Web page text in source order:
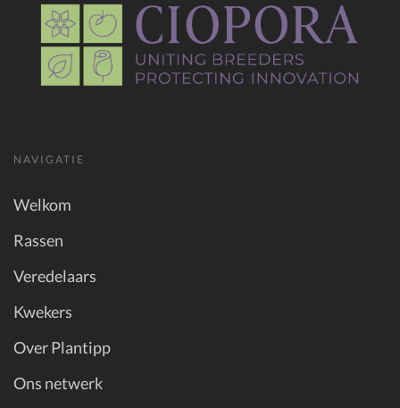
NAVIGATIE
Welkom
Rassen
Veredelaars
Kwekers
Over Plantipp
Ons netwerk